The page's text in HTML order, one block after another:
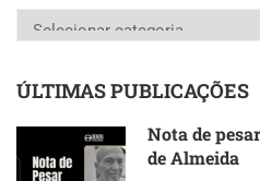
Categorias
ÚLTIMAS PUBLICAÇÕES
Nota de
de Almeida